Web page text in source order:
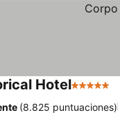
Hotel5 Estrellas
(8.825 puntuaciones)